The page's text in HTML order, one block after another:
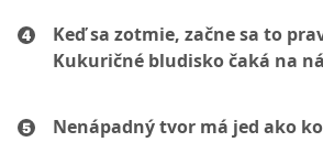
Keď sa zotmie, začne sa to
Kukuričné bludisko čaká na
Nenápadný tvor má jed ako